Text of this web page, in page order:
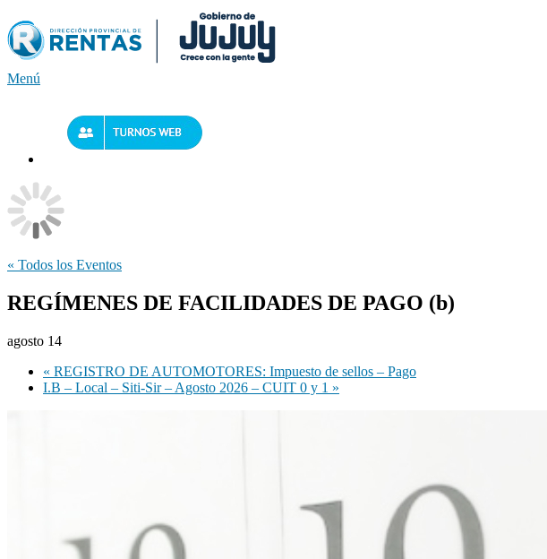
al
contenido
Menú
« Todos los Eventos
REGÍMENES DE FACILIDADES DE PAGO (b)
agosto 14
« REGISTRO DE AUTOMOTORES: Impuesto de sellos – Pago
I.B – Local – Siti-Sir – Agosto 2026 – CUIT 0 y 1 »